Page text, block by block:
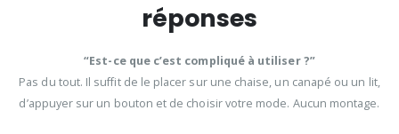
réponses
“Est-ce que c’est compliqué à utiliser ?”
Pas du tout. Il suffit de le placer sur une chaise, un canapé ou un lit,
d’appuyer sur un bouton et de choisir votre mode. Aucun montage.